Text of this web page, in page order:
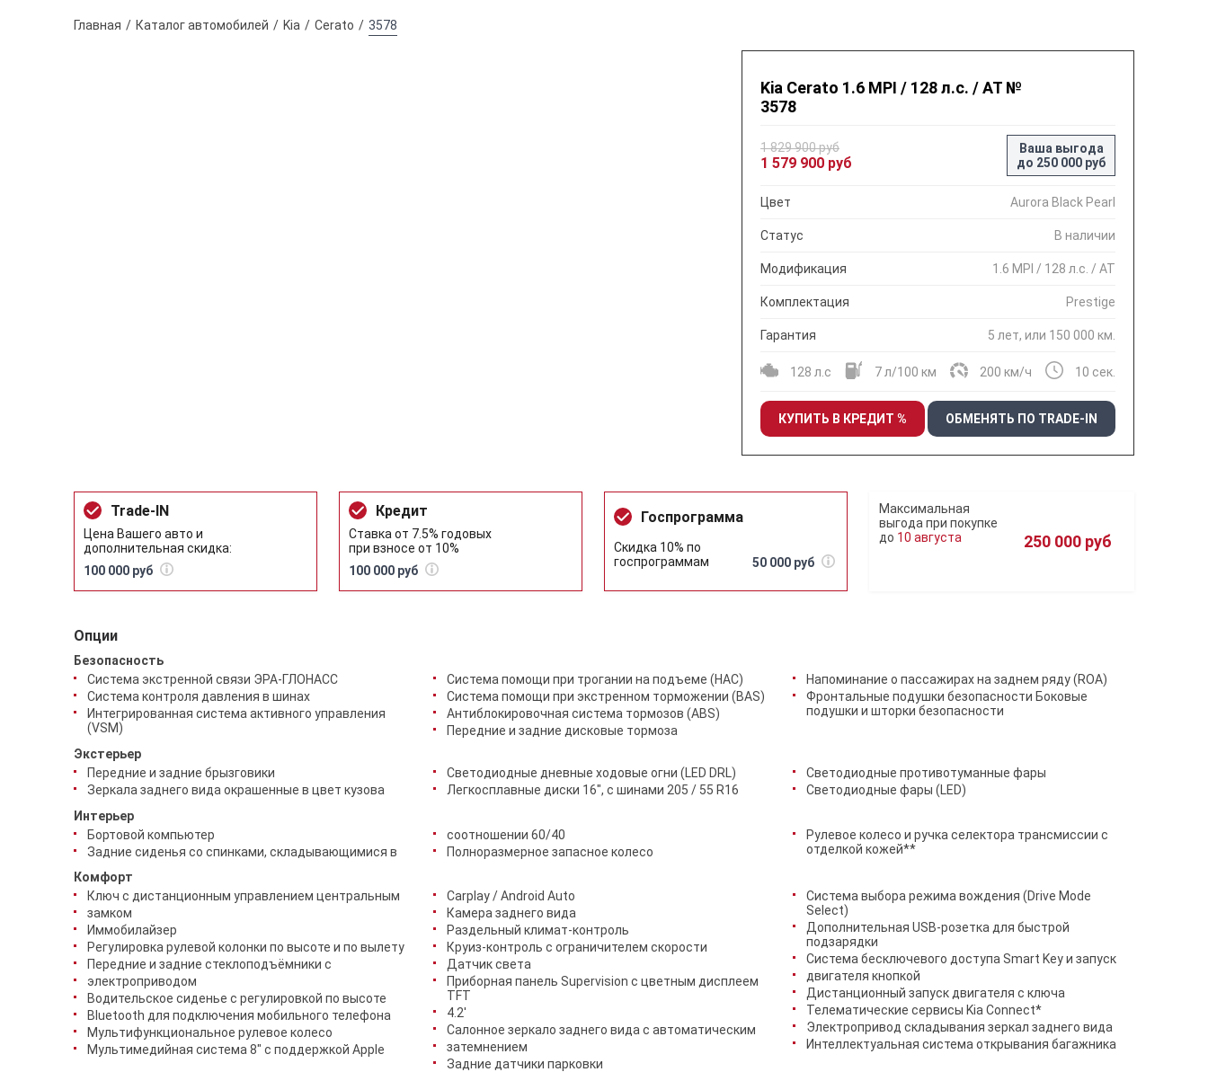
Главная Каталог автомобилей Kia Cerato 3578
Kia Cerato 1.6 MPI / 128 л.с. / AT №
3578
1 829 900 руб
1 579 900 руб
Ваша выгода
до 250 000 руб
Цвет Aurora Black Pearl
Статус В наличии
Модификация 1.6 MPI / 128 л.с. / AT
Комплектация Prestige
Гарантия 5 лет, или 150 000 км.
128 л.с 7 л/100 км 200 км/ч 10 сек.
КУПИТЬ В КРЕДИТ % ОБМЕНЯТЬ ПО TRADE-IN
Trade-IN
Цена Вашего авто и
дополнительная скидка:
100 000 руб
Кредит
Ставка от 7.5% годовых
при взносе от 10%
100 000 руб
Госпрограмма
Скидка 10% по
госпрограммам
50 000 руб
10 августа 250 000 руб
Опции
Безопасность
Система экстренной связи ЭРА-ГЛОНАСС
Система контроля давления в шинах
Интегрированная система активного управления
(VSM)
Cистема помощи при трогании на подъеме (HAC)
Система помощи при экстренном торможении (BAS)
Антиблокировочная система тормозов (ABS)
Передние и задние дисковые тормоза
Напоминание о пассажирах на заднем ряду (ROA)
Фронтальные подушки безопасности Боковые
подушки и шторки безопасности
Экстерьер
Передние и задние брызговики
Зеркала заднего вида окрашенные в цвет кузова
Светодиодные дневные ходовые огни (LED DRL)
Легкосплавные диски 16", с шинами 205 / 55 R16
Светодиодные противотуманные фары
Светодиодные фары (LED)
Интерьер
Бортовой компьютер
Задние сиденья со спинками, складывающимися в
соотношении 60/40
Полноразмерное запасное колесо
Рулевое колесо и ручка селектора трансмиссии с
отделкой кожей**
Комфорт
Ключ с дистанционным управлением центральным
замком
Иммобилайзер
Регулировка рулевой колонки по высоте и по вылету
Передние и задние стеклоподъёмники с
электроприводом
Водительское сиденье с регулировкой по высоте
Bluetooth для подключения мобильного телефона
Мультифункциональное рулевое колесо
Мультимедийная система 8" с поддержкой Apple
Carplay / Android Auto
Камера заднего вида
Раздельный климат-контроль
Круиз-контроль с ограничителем скорости
Датчик света
Приборная панель Supervision c цветным дисплеем
TFT
4.2'
Салонное зеркало заднего вида с автоматическим
затемнением
Задние датчики парковки
Система выбора режима вождения (Drive Mode
Select)
Дополнительная USB-розетка для быстрой
подзарядки
Система бесключевого доступа Smart Key и запуск
двигателя кнопкой
Дистанционный запуск двигателя с ключа
Телематические сервисы Kia Connect*
Электропривод складывания зеркал заднего вида
Интеллектуальная система открывания багажника